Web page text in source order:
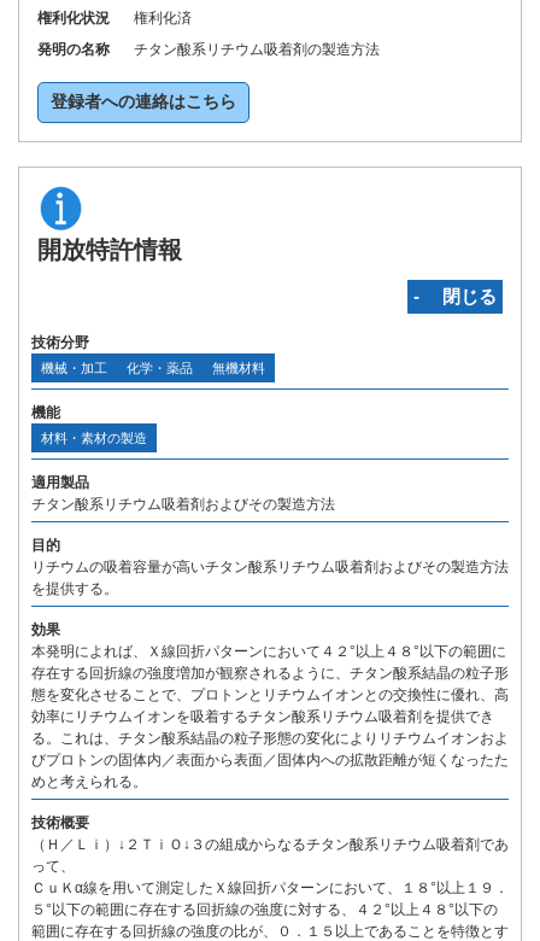
権利化状況
権利化済
発明の名称
チタン酸系リチウム吸着剤の製造方法
登録者への連絡はこちら
開放特許情報
‐ 閉じる
技術分野
機械・加工 化学・薬品 無機材料
機能
材料・素材の製造
適用製品
チタン酸系リチウム吸着剤およびその製造方法
目的
リチウムの吸着容量が高いチタン酸系リチウム吸着剤およびその製造方法
を提供する。
効果
本発明によれば、Ｘ線回折パターンにおいて４２°以上４８°以下の範囲に
存在する回折線の強度増加が観察されるように、チタン酸系結晶の粒子形
態を変化させることで、プロトンとリチウムイオンとの交換性に優れ、高
効率にリチウムイオンを吸着するチタン酸系リチウム吸着剤を提供でき
る。これは、チタン酸系結晶の粒子形態の変化によりリチウムイオンおよ
びプロトンの固体内／表面から表面／固体内への拡散距離が短くなったた
めと考えられる。
技術概要
（Ｈ／Ｌｉ）↓２ＴｉＯ↓３の組成からなるチタン酸系リチウム吸着剤であ
って、
ＣｕＫα線を用いて測定したＸ線回折パターンにおいて、１８°以上１９．
５°以下の範囲に存在する回折線の強度に対する、４２°以上４８°以下の
範囲に存在する回折線の強度の比が、０．１５以上であることを特徴とす